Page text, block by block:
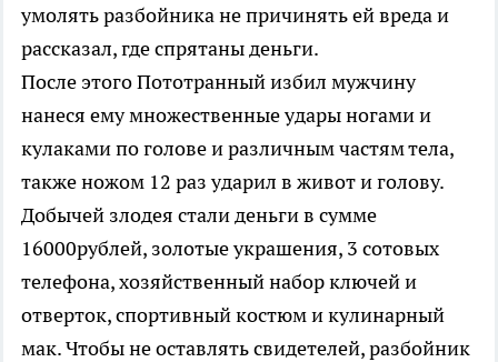
умолять разбойника не причинять ей вреда и
рассказал, где спрятаны деньги.
После этого Пототранный избил мужчину
нанеся ему множественные удары ногами и
кулаками по голове и различным частям тела,
также ножом 12 раз ударил в живот и голову.
Добычей злодея стали деньги в сумме
16000рублей, золотые украшения, 3 сотовых
телефона, хозяйственный набор ключей и
отверток, спортивный костюм и кулинарный
мак. Чтобы не оставлять свидетелей, разбойник